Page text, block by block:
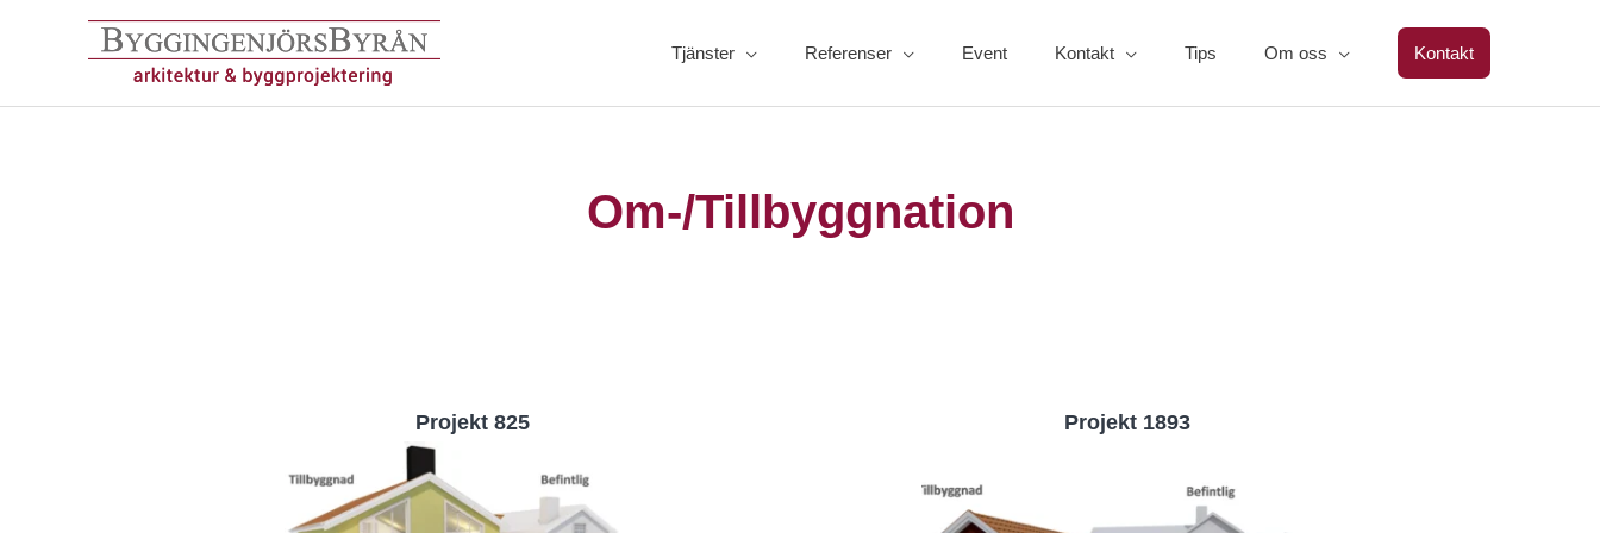
Tjänster Referenser Event Kontakt Tips Om oss Kontakt
Om-/Tillbyggnation
Projekt 825 Projekt 1893